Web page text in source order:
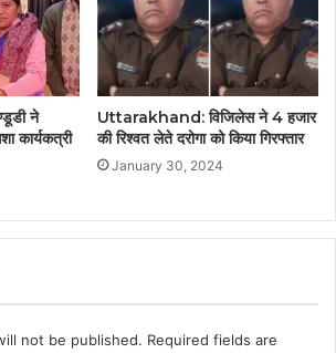
ने
कार्यकत्री
Uttarakhand: विजिलेस ने 4 हजार
की रिश्वत लेते दरोगा को किया गिरफ्तार
January 30, 2024
not be published. Required fields are